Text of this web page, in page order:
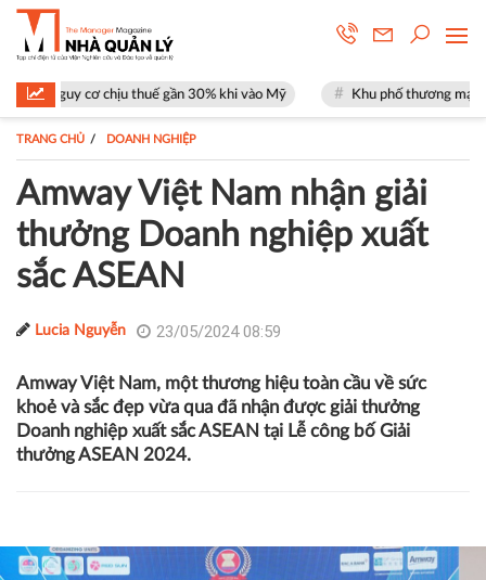
chịu thuế gần 30% khi vào Mỹ Khu phố thương mại SOHO tại The
TRANG CHỦ DOANH NGHIỆP
Amway Việt Nam nhận giải
thưởng Doanh nghiệp xuất
sắc ASEAN
Lucia Nguyễn 23/05/2024 08:59
Amway Việt Nam, một thương hiệu toàn cầu về sức
khoẻ và sắc đẹp vừa qua đã nhận được giải thưởng
Doanh nghiệp xuất sắc ASEAN tại Lễ công bố Giải
thưởng ASEAN 2024.